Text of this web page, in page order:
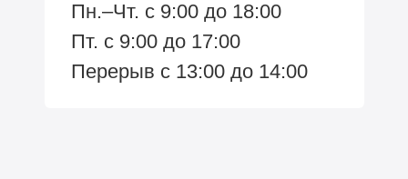
Пн.–Чт. с 9:00 до 18:00
Пт. с 9:00 до 17:00
Перерыв с 13:00 до 14:00